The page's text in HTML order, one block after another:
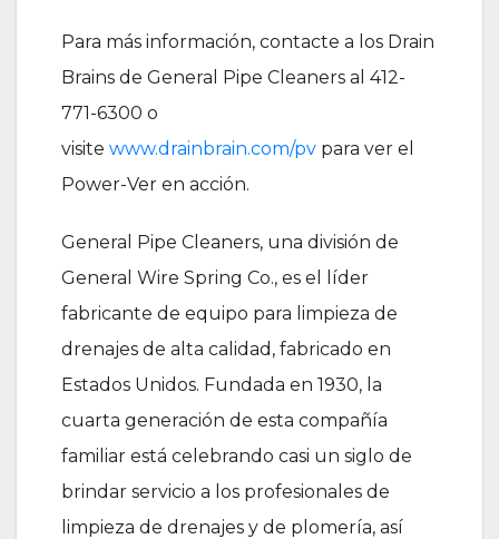
Para más información, contacte a los Drain
Brains de General Pipe Cleaners al 412-
771-6300 o
visite www.drainbrain.com/pv para ver el
Power-Ver en acción.
General Pipe Cleaners, una división de
General Wire Spring Co., es el líder
fabricante de equipo para limpieza de
drenajes de alta calidad, fabricado en
Estados Unidos. Fundada en 1930, la
cuarta generación de esta compañía
familiar está celebrando casi un siglo de
brindar servicio a los profesionales de
limpieza de drenajes y de plomería, así